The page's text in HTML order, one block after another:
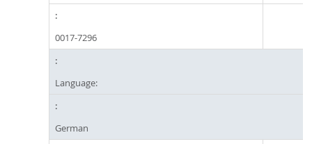
0017-7296
Language:
German